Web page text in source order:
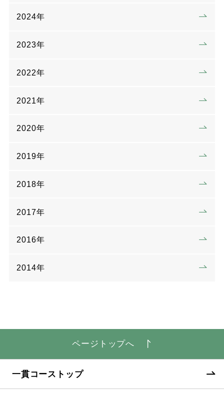
2024年
2023年
2022年
2021年
2020年
2019年
2018年
2017年
2016年
2014年
ページトップへ
一貫コーストップ